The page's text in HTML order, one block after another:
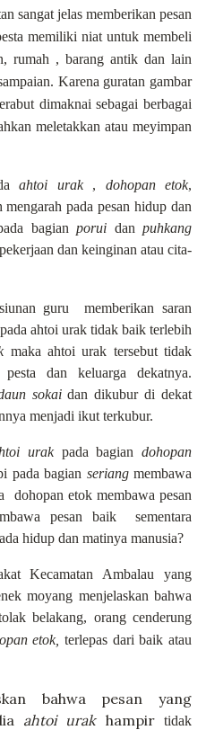
sangat jelas memberikan pesan
memiliki niat untuk membeli
rumah , barang antik dan lain
Karena guratan gambar
dimaknai sebagai berbagai
meletakkan atau meyimpan
ahtoi urak, dohopan etok,
pada pesan hidup dan
bagianporui danpuhkang
dan keinginan atau cita-
guru
memberikan saran
ahtoi urak tidak baik terlebih
maka ahtoi urak tersebut tidak
dan keluarga dekatnya.
sokaidan dikubur di dekat
menjadi ikut terkubur.
urakpada bagian dohopan
pada bagian seriangmembawa
dohopan etok membawa pesan
pesan baik sementara
hidup dan matinya manusia?
Kecamatan Ambalau yang
moyang menjelaskan bahwa
belakang, orang cenderung
etok,terlepas dari baik atau
bahwa pesan yang
ahtoi urak hampirtidak